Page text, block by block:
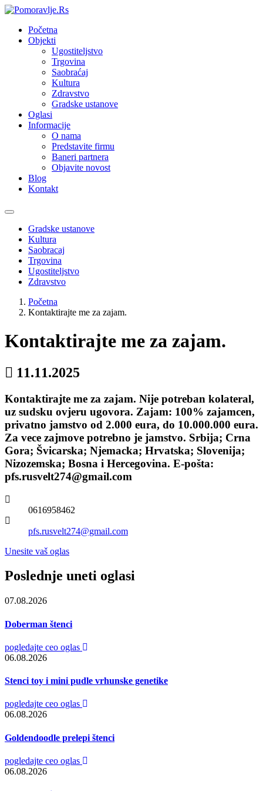
Početna
Objekti
Ugostiteljstvo
Trgovina
Saobraćaj
Kultura
Zdravstvo
Gradske ustanove
Oglasi
Informacije
O nama
Predstavite firmu
Baneri partnera
Objavite novost
Blog
Kontakt
Toggle
navigationGradske ustanove
Kultura
Saobracaj
Trgovina
Ugostiteljstvo
Zdravstvo
Početna
Kontaktirajte me za zajam.
Kontaktirajte me za zajam.
11.11.2025
Kontaktirajte me za zajam. Nije potreban kolateral,
uz sudsku ovjeru ugovora. Zajam: 100% zajamcen,
privatno jamstvo od 2.000 eura, do 10.000.000 eura.
Za vece zajmove potrebno je jamstvo. Srbija; Crna
Gora; Švicarska; Njemacka; Hrvatska; Slovenija;
Nizozemska; Bosna i Hercegovina. E-pošta:
pfs.rusvelt274@gmail.com
0616958462
pfs.rusvelt274@gmail.com
Unesite vaš oglas
Poslednje uneti oglasi
07.08.2026
Doberman štenci
pogledajte ceo oglas
06.08.2026
Stenci toy i mini pudle vrhunske genetike
pogledajte ceo oglas
06.08.2026
Goldendoodle prelepi štenci
pogledajte ceo oglas
06.08.2026